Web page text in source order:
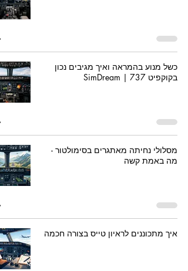
כשל מנוע בהמראה ואיך מגיבים נכון
בקוקפיט 737 | SimDream
מסלולי נחיתה מאתגרים בסימולטור -
מה באמת קשה
איך מתכוננים לראיון טייס בצורה חכמה